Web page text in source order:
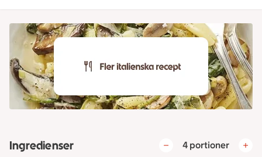
Ingredienser 4 portioner